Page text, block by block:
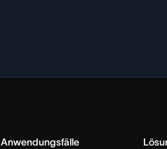
Anwendungsfälle